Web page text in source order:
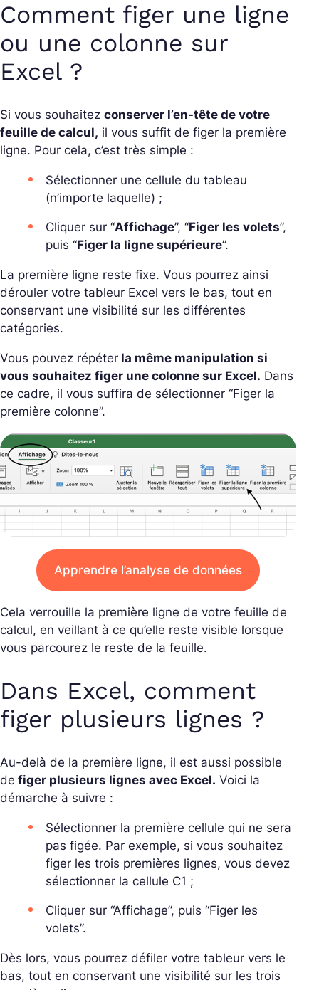
Comment figer une ligne
ou une colonne sur
Excel ?
Si vous souhaitez conserver l’en-tête de votre
feuille de calcul, il vous suffit de figer la première
ligne. Pour cela, c’est très simple :
Sélectionner une cellule du tableau
(n’importe laquelle) ;
Cliquer sur “Affichage”, “Figer les volets”,
puis “Figer la ligne supérieure”.
La première ligne reste fixe. Vous pourrez ainsi
dérouler votre tableur Excel vers le bas, tout en
conservant une visibilité sur les différentes
catégories.
Vous pouvez répéter la même manipulation si
vous souhaitez figer une colonne sur Excel. Dans
ce cadre, il vous suffira de sélectionner “Figer la
première colonne”.
Apprendre l’analyse de données
Cela verrouille la première ligne de votre feuille de
calcul, en veillant à ce qu’elle reste visible lorsque
vous parcourez le reste de la feuille.
Dans Excel, comment
figer plusieurs lignes ?
Au-delà de la première ligne, il est aussi possible
de figer plusieurs lignes avec Excel. Voici la
démarche à suivre :
Sélectionner la première cellule qui ne sera
pas figée. Par exemple, si vous souhaitez
figer les trois premières lignes, vous devez
sélectionner la cellule C1 ;
Cliquer sur “Affichage”, puis “Figer les
volets”.
Dès lors, vous pourrez défiler votre tableur vers le
bas, tout en conservant une visibilité sur les trois